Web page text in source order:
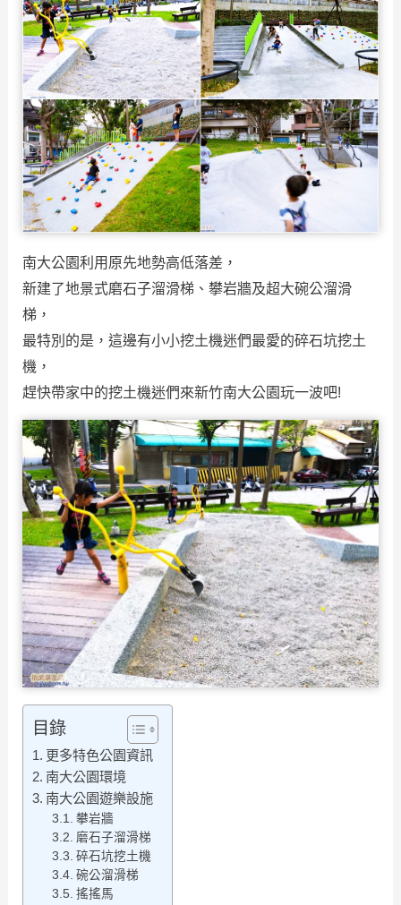
南大公園利用原先地勢高低落差，
新建了地景式磨石子溜滑梯、攀岩牆及超大碗公溜滑
梯，
最特別的是，這邊有小小挖土機迷們最愛的碎石坑挖土
機，
趕快帶家中的挖土機迷們來新竹南大公園玩一波吧!
目錄
更多特色公園資訊
南大公園環境
南大公園遊樂設施
攀岩牆
磨石子溜滑梯
碎石坑挖土機
碗公溜滑梯
搖搖馬